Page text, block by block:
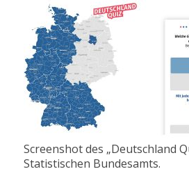
Screenshot des „Deutschland
Statistischen Bundesamts.